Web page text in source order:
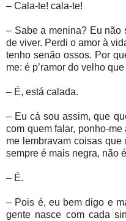
– Cala-te! cala-te!
– Sabe a menina? Eu não
de viver. Perdi o amor à
tenho senão ossos. Por
me: é p’ramor do velho
– É, está calada.
– Eu cá sou assim, que
com quem falar, ponho-
me lembravam coisas
sempre é mais negra, não
– É.
– Pois é, eu bem digo e
gente nasce com cada